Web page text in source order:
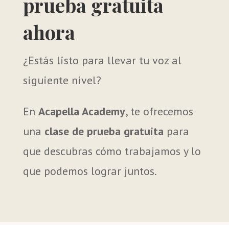
ahora
¿Estás listo para llevar tu voz al
siguiente nivel?
En Acapella Academy, te ofrecemos
una clase de prueba gratuita para
que descubras cómo trabajamos y lo
que podemos lograr juntos.